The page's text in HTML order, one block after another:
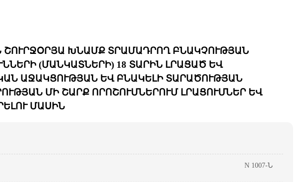
ՇՈՒՐՋՕՐՅԱ ԽՆԱՄՔ ՏՐԱՄԱԴՐՈՂ ԲՆԱԿՉՈՒԹՅԱՆ
(ՄԱՆԿԱՏՆԵՐԻ) 18 ՏԱՐԻՆ ԼՐԱՑԱԾ ԵՎ
ԱՋԱԿՑՈՒԹՅԱՆ ԵՎ ԲՆԱԿԵԼԻ ՏԱՐԱԾՈՒԹՅԱՆ
ՄԻ ՇԱՐՔ ՈՐՈՇՈՒՄՆԵՐՈՒՄ ԼՐԱՑՈՒՄՆԵՐ ԵՎ
ՄԱՍԻՆ
N 1007-Ն